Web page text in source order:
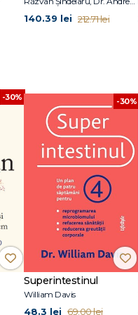
140.39 lei 212.71 lei
-30% -30%
Superintestinul
William Davis
48.3 lei 69.00 lei